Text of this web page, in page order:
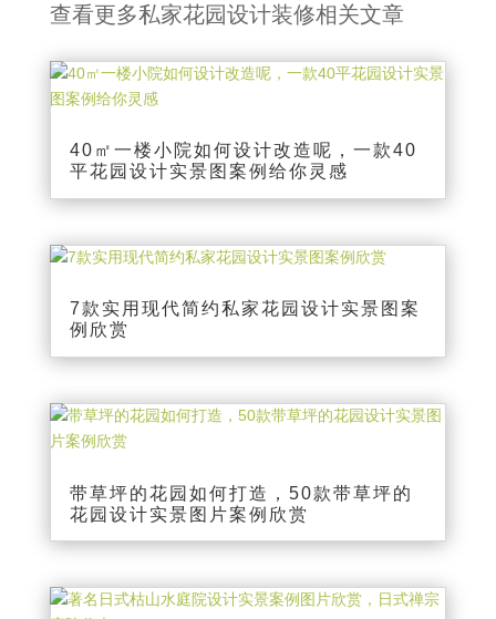
查看更多私家花园设计装修相关文章
40㎡一楼小院如何设计改造呢，一款40
平花园设计实景图案例给你灵感
7款实用现代简约私家花园设计实景图案
例欣赏
带草坪的花园如何打造，50款带草坪的
花园设计实景图片案例欣赏